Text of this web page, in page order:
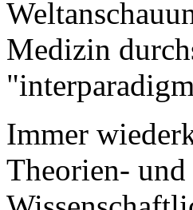
Medizin
Immer
Theorien- und